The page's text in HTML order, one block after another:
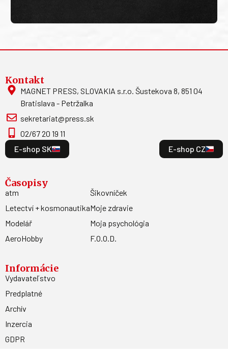
Kontakt
MAGNET PRESS, SLOVAKIA s.r.o. Šustekova 8, 851 04
Bratislava - Petržalka
sekretariat@press.sk
02/67 20 19 11
E-shop SK
E-shop CZ
Časopisy
atm
Letectví + kosmonautika
Modelář
AeroHobby
Šikovníček
Moje zdravie
Moja psychológia
F.O.O.D.
Informácie
Vydavateľstvo
Predplatné
Archív
Inzercia
GDPR